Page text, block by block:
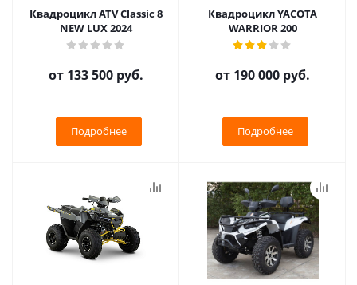
Квадроцикл ATV Classic 8
NEW LUX 2024
от 133 500 руб.
Подробнее
Квадроцикл YACOTA
WARRIOR 200
от 190 000 руб.
Подробнее